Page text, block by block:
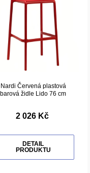
Nardi Červená plastová
barová židle Lido 76 cm
2 026 Kč
DETAIL
PRODUKTU